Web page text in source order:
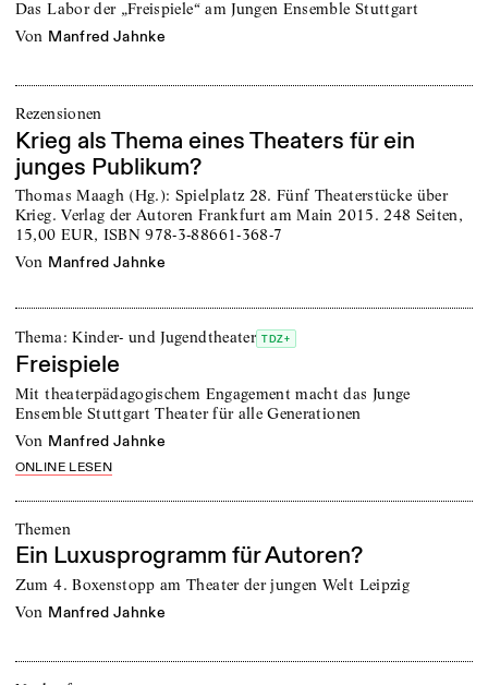
Das Labor der „Freispiele“ am Jungen Ensemble Stuttgart
von Manfred Jahnke
Rezensionen
Krieg als Thema eines Theaters für ein
junges Publikum?
Thomas Maagh (Hg.): Spielplatz 28. Fünf Theaterstücke über
Krieg. Verlag der Autoren Frankfurt am Main 2015. 248 Seiten,
15,00 EUR, ISBN 978-3-88661-368-7
von Manfred Jahnke
Thema: Kinder- und Jugendtheater TDZ+
Freispiele
Mit theaterpädagogischem Engagement macht das Junge
Ensemble Stuttgart Theater für alle Generationen
von Manfred Jahnke
ONLINE LESEN
Themen
Ein Luxusprogramm für Autoren?
Zum 4. Boxenstopp am Theater der jungen Welt Leipzig
von Manfred Jahnke